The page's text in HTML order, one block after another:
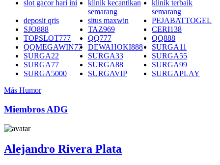
slot gacor hari ini
klinik kecantikan
semarang
klinik terbaik
semarang
deposit qris
situs maxwin
PEJABATTOGEL
SJO888
TAZ969
CERI138
TOPSLOT777
QQ777
QQ888
QQMEGAWIN77
DEWAHOKI888
SURGA11
SURGA22
SURGA33
SURGA55
SURGA77
SURGA88
SURGA99
SURGA5000
SURGAVIP
SURGAPLAY
Más Humor
Miembros ADG
Alejandro Rivera Plata